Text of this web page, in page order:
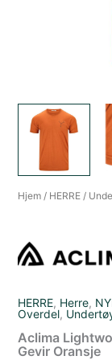
Hjem / HERRE /
HERRE, Herre,
Overdel,
Aclima
Gevir Oransje